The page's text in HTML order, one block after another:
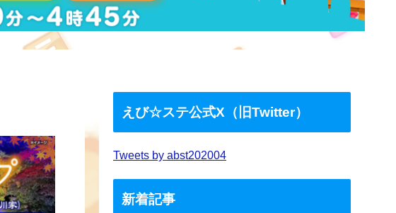
えび☆ステ公式X（旧Twitter）
Tweets by abst202004
新着記事